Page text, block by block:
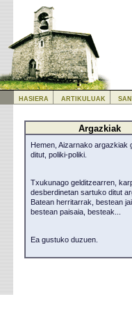
Argazkiak
Hemen, Aizarnako argazkiak
ditut, poliki-poliki.
Txukunago gelditzearren,
desberdinetan sartuko ditut
Batean herritarrak, bestean
bestean paisaia, besteak...
Ea gustuko duzuen.
hasiera artikuluak